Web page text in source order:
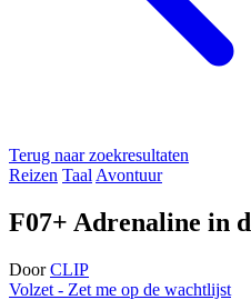
Terug naar zoekresultaten
Reizen Taal Avontuur
F07+ Adrenaline in
Door CLIP
Volzet - Zet me op de wachtlijst